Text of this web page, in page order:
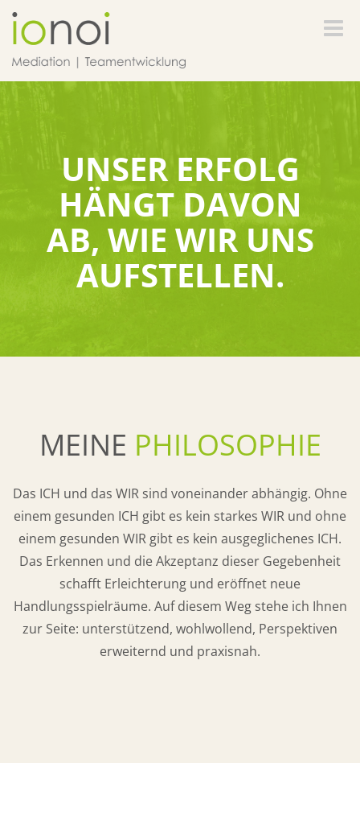
Toggle
UNSER ERFOLG
HÄNGT DAVON
AB, WIE WIR UNS
AUFSTELLEN.
MEINE PHILOSOPHIE
Das ICH und das WIR sind voneinander abhängig. Ohne
einem gesunden ICH gibt es kein starkes WIR und ohne
einem gesunden WIR gibt es kein ausgeglichenes ICH.
Das Erkennen und die Akzeptanz dieser Gegebenheit
schafft Erleichterung und eröffnet neue
Handlungsspielräume. Auf diesem Weg stehe ich Ihnen
zur Seite: unterstützend, wohlwollend, Perspektiven
erweiternd und praxisnah.